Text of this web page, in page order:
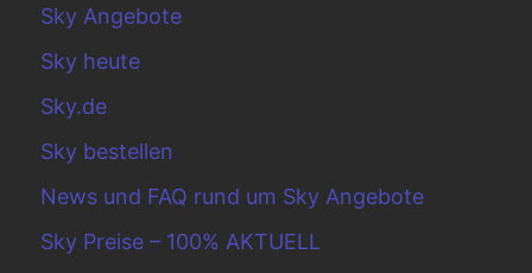
Sky Angebote
Sky heute
Sky.de
Sky bestellen
News und FAQ rund um Sky Angebote
Sky Preise – 100% AKTUELL